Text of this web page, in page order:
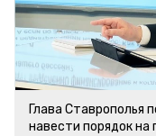
Глава Ставрополья
навести порядок